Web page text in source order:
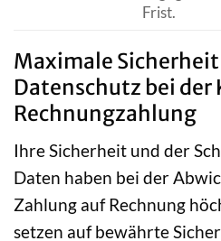
Frist.
Maximale
Datenschutz bei der
Rechnungzahlung
Ihre Sicherheit und der
Daten haben bei der
Zahlung auf Rechnung
setzen auf bewährte